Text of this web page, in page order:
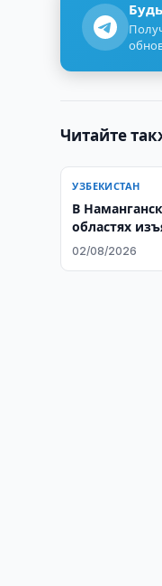
Читайте
УЗБЕКИСТАН
В
областях
гашиша
02/08/2026